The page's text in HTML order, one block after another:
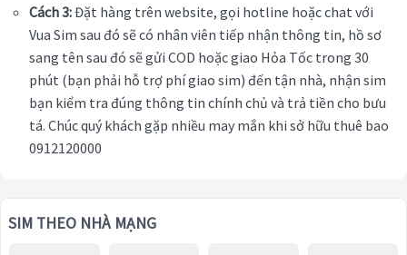
Cách 3:Đặt hàng trên website, gọi hotline hoặc chat với
Vua Sim sau đó sẽ có nhân viên tiếp nhận thông tin, hồ sơ
sang tên sau đó sẽ gửi COD hoặc giao Hỏa Tốc trong 30
phút (bạn phải hỗ trợ phí giao sim) đến tận nhà, nhận sim
bạn kiểm tra đúng thông tin chính chủ và trả tiền cho bưu
tá. Chúc quý khách gặp nhiều may mắn khi sở hữu thuê bao
0912120000
SIM THEO NHÀ MẠNG